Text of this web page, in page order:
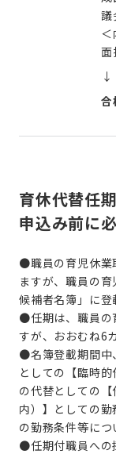
＜
面
↓
合
育休代替任
申込み前に
●職員の育児休業
ますが、職員の
候補者名簿」に登
●任期は、職員の
すが、おおむね6
●名簿登載期間中
としての【臨時
の代替としての
内）】としての
の勤務条件等につ
●任期付職員への